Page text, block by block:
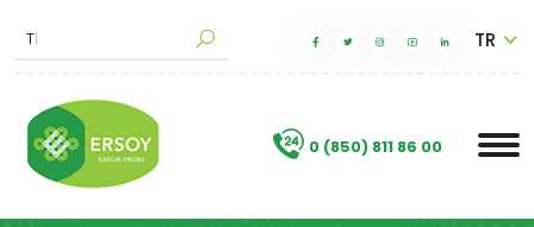
0 (850) 811 86 00
.
M TR